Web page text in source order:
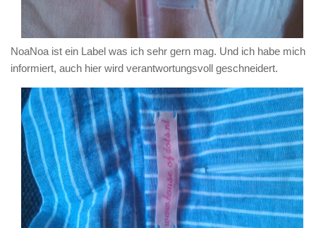
NoaNoa ist ein Label was ich sehr gern mag. Und ich habe mich
informiert, auch hier wird verantwortungsvoll geschneidert.